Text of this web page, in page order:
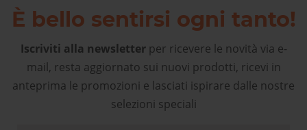
È bello sentirsi ogni tanto!
Iscriviti alla newsletterper ricevere le novità via e-
mail, resta aggiornato sui nuovi prodotti, ricevi in
anteprima le promozioni e lasciati ispirare dalle nostre
selezioni speciali